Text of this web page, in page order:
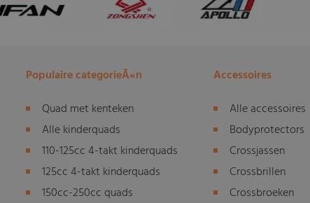
Populaire categorieÃ«n
Quad met kenteken
Alle kinderquads
110-125cc 4-takt kinderquads
125cc 4-takt kinderquads
150cc-250cc quads
Accessoires
Alle accessoires
Bodyprotectors
Crossjassen
Crossbrillen
Crossbroeken